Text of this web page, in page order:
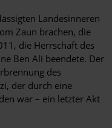
Landesinneren
Zaun brachen, die
die Herrschaft des
Ben Ali beendete. Der
des
der durch eine
war – ein letzter Akt